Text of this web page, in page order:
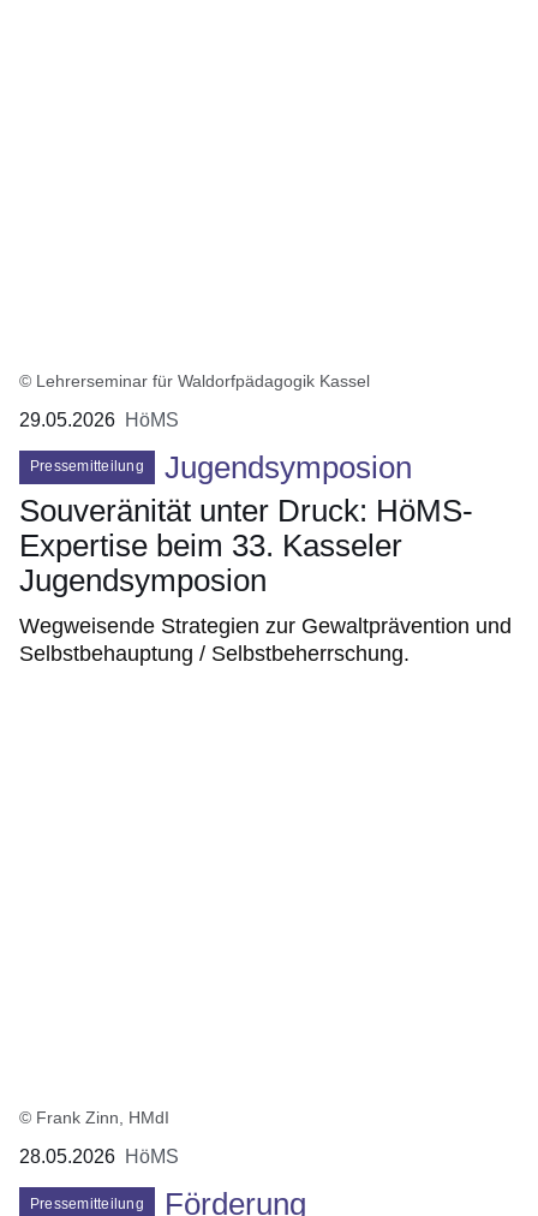
© Lehrerseminar für Waldorfpädagogik Kassel
29.05.2026 HöMS
Pressemitteilung
Jugendsymposion
Souveränität unter Druck: HöMS-
Expertise beim 33. Kasseler
Jugendsymposion
Wegweisende Strategien zur Gewaltprävention und
Selbstbehauptung / Selbstbeherrschung.
© Frank Zinn, HMdI
28.05.2026 HöMS
Pressemitteilung Förderung